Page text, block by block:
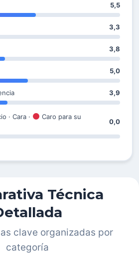
5,5
3,3
3,8
5,0
3,9
· Cara ·
Caro para su
0,0
Técnica
clave organizadas por
categoría